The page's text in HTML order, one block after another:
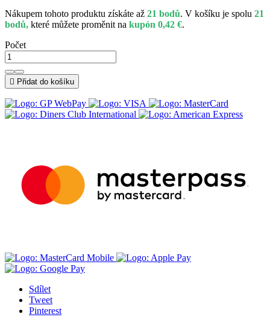
Nákupem tohoto produktu získáte až 21 bodů. V košíku je spolu 21
bodů, které můžete proměnit na kupón 0,42 €.
Počet
 Přidat do košíku
Sdílet
Tweet
Pinterest